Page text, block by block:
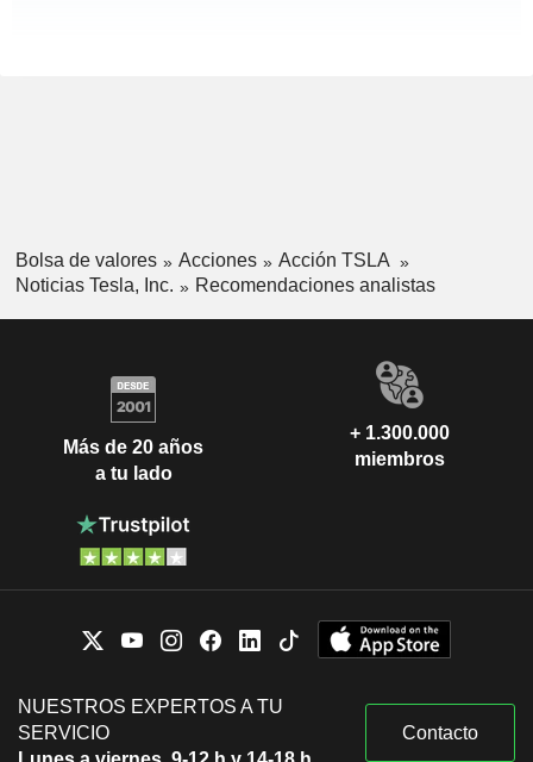
Bolsa de valores Acciones
Acción TSLA
Noticias Tesla, Inc.
Recomendaciones analistas
Más de 20 años
a tu lado
+ 1.300.000
miembros
NUESTROS EXPERTOS A TU
SERVICIO
Contacto